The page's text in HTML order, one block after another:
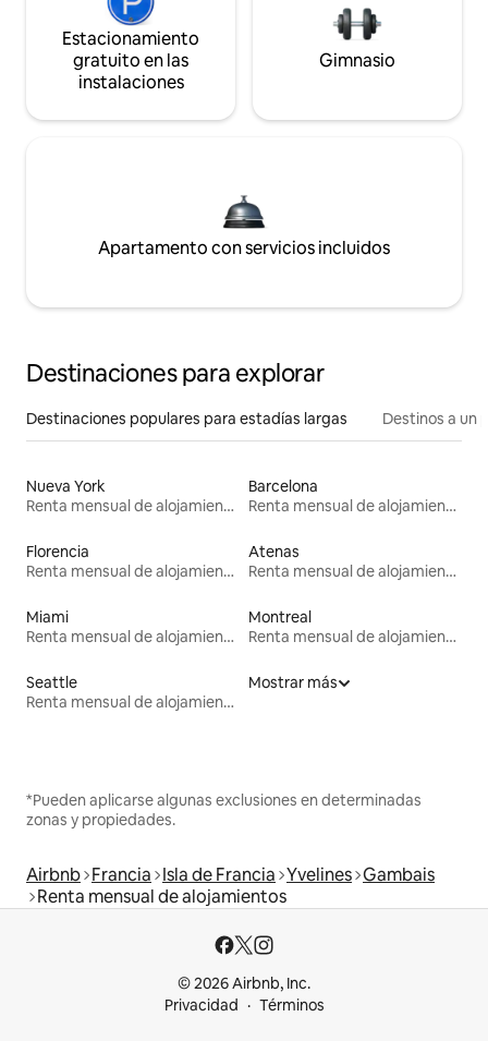
Estacionamiento
gratuito en las
instalaciones
Gimnasio
Apartamento con servicios incluidos
Destinaciones para explorar
Destinaciones populares para estadías largas Destinos a un
Nueva York
Renta mensual de alojamientos
Barcelona
Renta mensual de alojamientos
Florencia
Renta mensual de alojamientos
Atenas
Renta mensual de alojamientos
Miami
Renta mensual de alojamientos
Montreal
Renta mensual de alojamientos
Seattle
Renta mensual de alojamientos
Mostrar más
*Pueden aplicarse algunas exclusiones en determinadas
zonas y propiedades.
Airbnb Francia Isla de Francia Yvelines Gambais
Renta mensual de alojamientos
© 2026 Airbnb, Inc.
Privacidad
Términos